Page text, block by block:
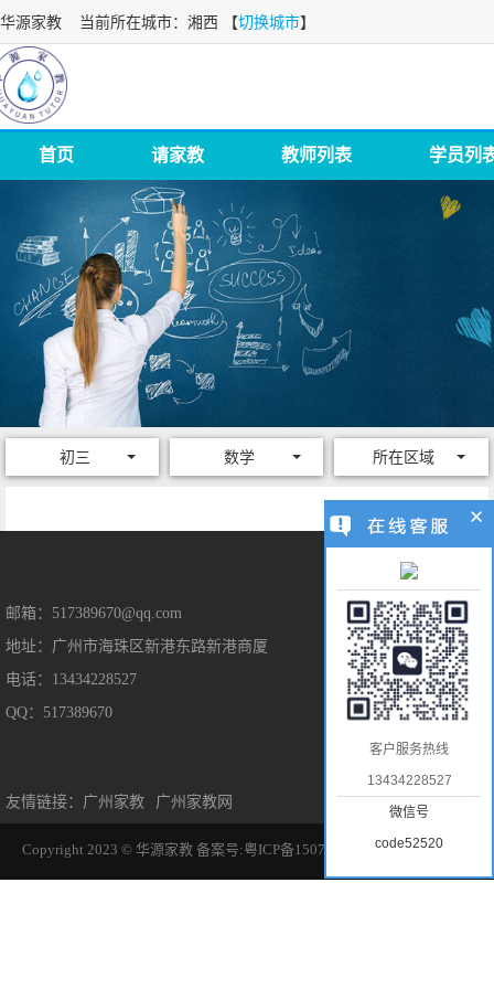
华源家教 当前所在城市：湘西 【切换城市】
首页 请家教 教师列表 学员列
初三 数学 所在区域
邮箱：517389670@qq.com
地址：广州市海珠区新港东路新港商厦
电话：13434228527
QQ：517389670
售后保障
售后服务
隐私保护
免责声明
友情链接： 广州家教 广州家教网
Copyright 2023 © 华源家教 备案号:粤ICP备15070170号-1 地图sitemap
客户服务热线
13434228527
微信号
code52520